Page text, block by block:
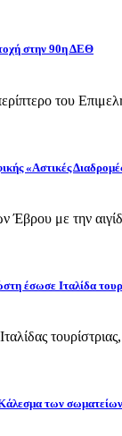
στην 90η ΔΕΘ
του
«Αστικές
με την
έσωσε Ιταλίδα
των